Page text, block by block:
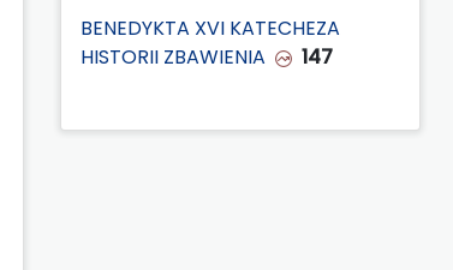
BENEDYKTA XVI KATECHEZA
HISTORII ZBAWIENIA
147